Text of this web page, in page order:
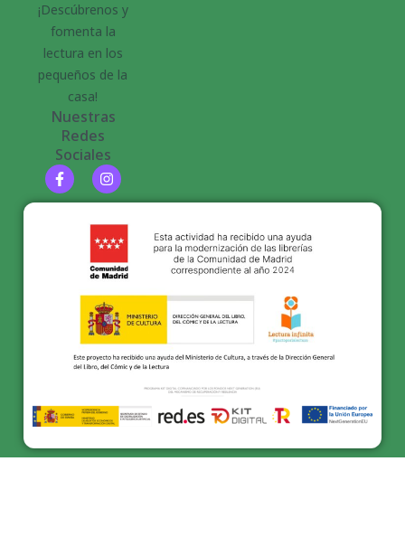
¡Descúbrenos y
fomenta la
lectura en los
pequeños de la
casa!
Nuestras
Redes
Sociales